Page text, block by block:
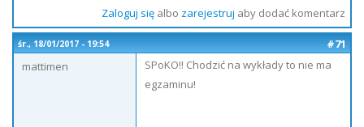
Zaloguj sięalbo zarejestruj aby dodać komentarz
śr., 18/01/2017 - 19:54
#71
mattimen
SPoKO!! Chodzić na wykłady to nie ma
egzaminu!